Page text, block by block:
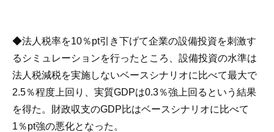
◆法人税率を10％pt引き下げて企業の設備投資を刺激す
るシミュレーションを行ったところ、設備投資の水準は
法人税減税を実施しないベースシナリオに比べて最大で
2.5％程度上回り、実質GDPは0.3％強上回るという結果
を得た。財政収支のGDP比はベースシナリオに比べて
1％pt強の悪化となった。